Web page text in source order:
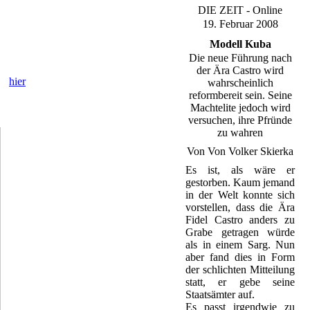
hier
DIE ZEIT - Online
19. Februar 2008
Modell Kuba
Die neue Führung nach
der Ära Castro wird
wahrscheinlich
reformbereit sein. Seine
Machtelite jedoch wird
versuchen, ihre Pfründe
zu wahren
Von Von Volker Skierka
Es ist, als wäre er
gestorben. Kaum jemand
in der Welt konnte sich
vorstellen, dass die Ära
Fidel Castro anders zu
Grabe getragen würde
als in einem Sarg. Nun
aber fand dies in Form
der schlichten Mitteilung
statt, er gebe seine
Staatsämter auf.
Es passt irgendwie zu